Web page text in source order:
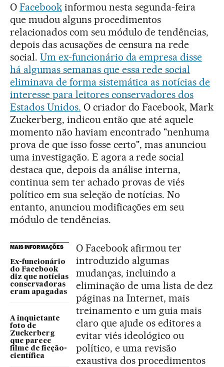
O Facebookinformou nesta segunda-feira
que mudou alguns procedimentos
relacionados com seu módulo de tendências,
depois das acusações de censura na rede
social. Um ex-funcionário da empresa disse
há algumas semanas que essa rede social
eliminava de forma sistemática as notícias de
interesse para leitores conservadores dos
Estados Unidos. O criador do Facebook, Mark
Zuckerberg, indicou então que até aquele
momento não haviam encontrado "nenhuma
prova de que isso fosse certo", mas anunciou
uma investigação. E agora a rede social
destaca que, depois da análise interna,
continua sem ter achado provas de viés
político em sua seleção de notícias. No
entanto, anunciou modificações em seu
módulo de tendências.
MAIS INFORMAÇÕES
Ex-funcionário
do Facebook
diz que notícias
conservadoras
eram apagadas
A inquietante
foto de
Zuckerberg
que parece
filme de ficção-
científica
O Facebook afirmou ter
introduzido algumas
mudanças, incluindo a
eliminação de uma lista de dez
páginas na Internet, mais
treinamento e um guia mais
claro que ajude os editores a
evitar viés ideológico ou
político, e uma revisão
exaustiva dos procedimentos